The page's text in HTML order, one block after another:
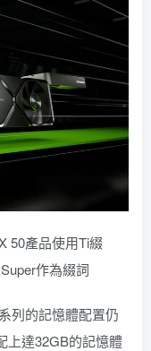
50產品使用Ti綴
作為綴詞
列的記憶體配置仍
上達32GB的記憶體